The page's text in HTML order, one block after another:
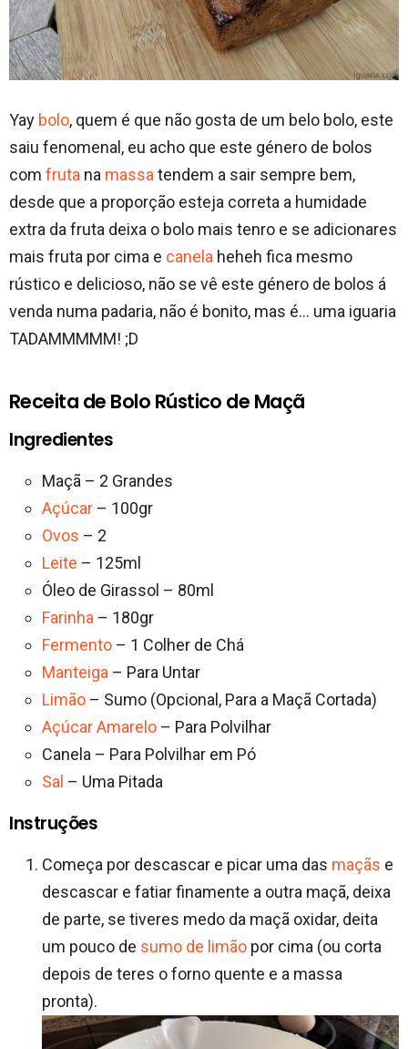
Yay bolo, quem é que não gosta de um belo bolo, este
saiu fenomenal, eu acho que este género de bolos
com fruta na massa tendem a sair sempre bem,
desde que a proporção esteja correta a humidade
extra da fruta deixa o bolo mais tenro e se adicionares
mais fruta por cima e canela heheh fica mesmo
rústico e delicioso, não se vê este género de bolos á
venda numa padaria, não é bonito, mas é… uma iguaria
TADAMMMMM! ;D
Receita de Bolo Rústico de Maçã
Ingredientes
Maçã – 2 Grandes
Açúcar – 100gr
Ovos – 2
Leite – 125ml
Óleo de Girassol – 80ml
Farinha – 180gr
Fermento – 1 Colher de Chá
Manteiga – Para Untar
Limão – Sumo (Opcional, Para a Maçã Cortada)
Açúcar Amarelo – Para Polvilhar
Canela – Para Polvilhar em Pó
Sal – Uma Pitada
Instruções
Começa por descascar e picar uma das maçãs e
descascar e fatiar finamente a outra maçã, deixa
de parte, se tiveres medo da maçã oxidar, deita
um pouco de sumo de limão por cima (ou corta
depois de teres o forno quente e a massa
pronta).